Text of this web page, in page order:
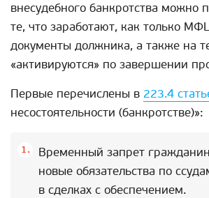
внесудебного банкротства можно
те, что заработают, как только
документы должника, а также на
«активируются» по завершении
Первые перечислены в 223.4
несостоятельности (банкротстве)»:
Временный запрет
новые обязательства по
в сделках с обеспечением.